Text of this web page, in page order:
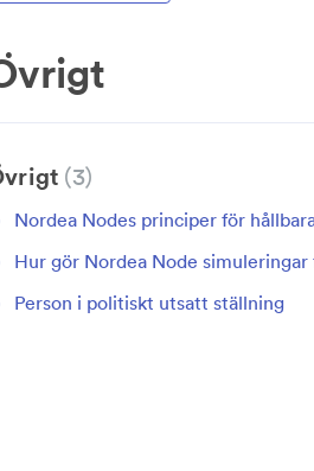
3
Nordea Nodes principer för
Hur gör Nordea Node
Person i politiskt utsatt ställning